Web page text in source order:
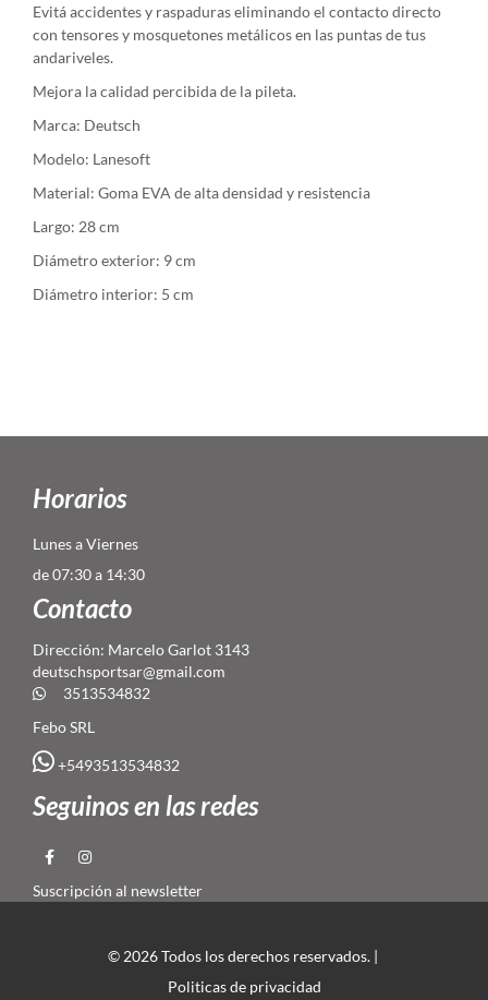
Evitá accidentes y raspaduras eliminando el contacto directo
con tensores y mosquetones metálicos en las puntas de tus
andariveles.
Mejora la calidad percibida de la pileta.
Marca: Deutsch
Modelo: Lanesoft
Material: Goma EVA de alta densidad y resistencia
Largo: 28 cm
Diámetro exterior: 9 cm
Diámetro interior: 5 cm
Horarios
Lunes a Viernes
de 07:30 a 14:30
Contacto
Dirección: Marcelo Garlot 3143
deutschsportsar@gmail.com
3513534832
Febo SRL
+5493513534832
Seguinos en las redes
Suscripción al newsletter
© 2026 Todos los derechos reservados. |
Politicas de privacidad